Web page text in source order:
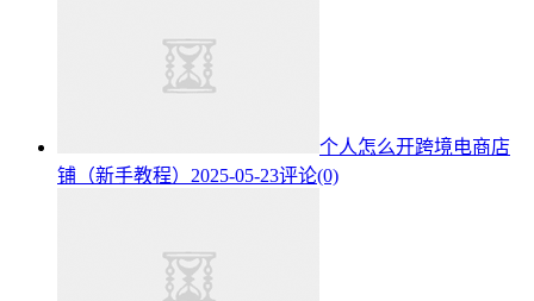
个人怎么开跨境电商店
铺（新手教程） 2025-05-23评论(0)